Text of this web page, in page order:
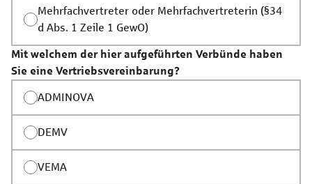
Mehrfachvertreter oder Mehrfachvertreterin (§34
d Abs. 1 Zeile 1 GewO)
Mit welchem der hier aufgeführten Verbünde haben
Sie eine Vertriebsvereinbarung?
ADMINOVA
DEMV
VEMA